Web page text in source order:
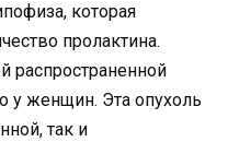
которая
пролактина.
распространенной
у женщин. Эта опухоль
так и